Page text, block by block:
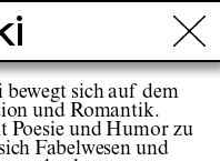
sich auf dem
und Romantik.
Poesie und Humor zu
Fabelwesen und